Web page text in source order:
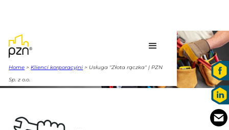
Home >Klienci korporacyjni > Usługa "Złota rączka" | PZN
Sp. z o.o.
„ZŁOTA RĄCZKA”